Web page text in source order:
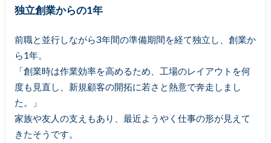
独立創業からの1年
前職と並行しながら3年間の準備期間を経て独立し、創業か
ら1年。
「創業時は作業効率を高めるため、工場のレイアウトを何
度も見直し、新規顧客の開拓に若さと熱意で奔走しまし
た。」
家族や友人の支えもあり、最近ようやく仕事の形が見えて
きたそうです。